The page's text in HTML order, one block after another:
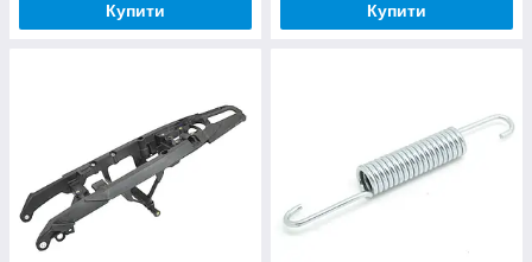
Купити Купити